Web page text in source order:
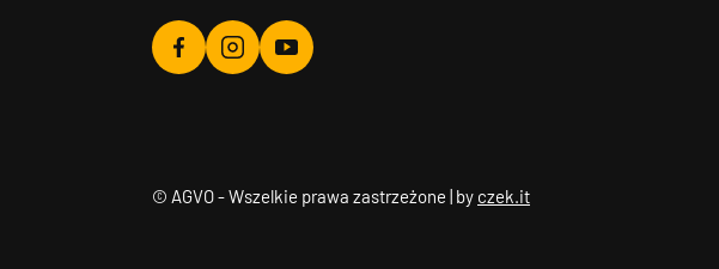
Agvo
Agvo
Agvo
© AGVO - Wszelkie prawa zastrzeżone | by czek.it